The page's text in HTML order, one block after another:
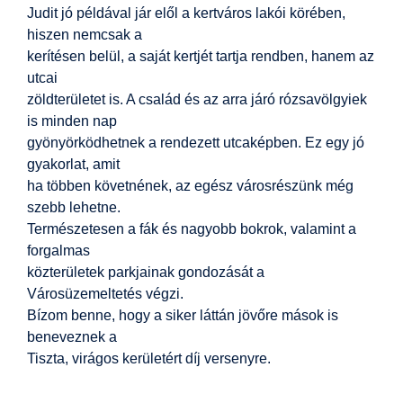
Judit jó példával jár elől a kertváros lakói körében,
hiszen nemcsak a
kerítésen belül, a saját kertjét tartja rendben, hanem az
utcai
zöldterületet is. A család és az arra járó rózsavölgyiek
is minden nap
gyönyörködhetnek a rendezett utcaképben. Ez egy jó
gyakorlat, amit
ha többen követnének, az egész városrészünk még
szebb lehetne.
Természetesen a fák és nagyobb bokrok, valamint a
forgalmas
közterületek parkjainak gondozását a
Városüzemeltetés végzi.
Bízom benne, hogy a siker láttán jövőre mások is
beneveznek a
Tiszta, virágos kerületért díj versenyre.